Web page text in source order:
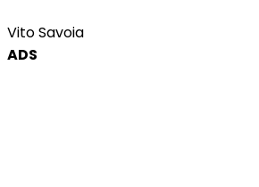
Vito Savoia
ADS